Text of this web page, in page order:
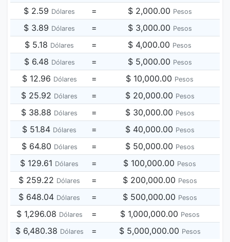
$ 2.59 Dólares = $ 2,000.00 Pesos
$ 3.89 Dólares = $ 3,000.00 Pesos
$ 5.18 Dólares = $ 4,000.00 Pesos
$ 6.48 Dólares = $ 5,000.00 Pesos
$ 12.96 Dólares = $ 10,000.00 Pesos
$ 25.92 Dólares = $ 20,000.00 Pesos
$ 38.88 Dólares = $ 30,000.00 Pesos
$ 51.84 Dólares = $ 40,000.00 Pesos
$ 64.80 Dólares = $ 50,000.00 Pesos
$ 129.61 Dólares = $ 100,000.00 Pesos
$ 259.22 Dólares = $ 200,000.00 Pesos
$ 648.04 Dólares = $ 500,000.00 Pesos
$ 1,296.08 Dólares = $ 1,000,000.00 Pesos
$ 6,480.38 Dólares = $ 5,000,000.00 Pesos